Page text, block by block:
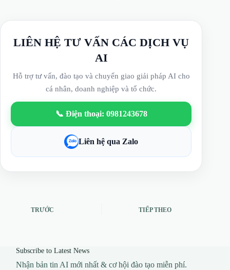
LIÊN HỆ TƯ VẤN CÁC DỊCH VỤ
AI
Hỗ trợ tư vấn, đào tạo và chuyển giao giải pháp AI cho
cá nhân, doanh nghiệp và tổ chức.
📞 Điện thoại: 0981243678
Liên hệ qua Zalo
TRƯỚC TIẾP THEO
Subscribe to Latest News
Nhận bản tin AI mới nhất & cơ hội đào tạo miễn phí.